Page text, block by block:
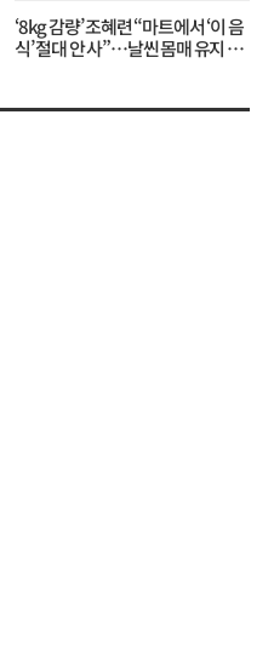
‘8kg 감량’ 조혜련 “마트에서 ‘이 음
식’ 절대 안 사”…날씬 몸매 유지 비